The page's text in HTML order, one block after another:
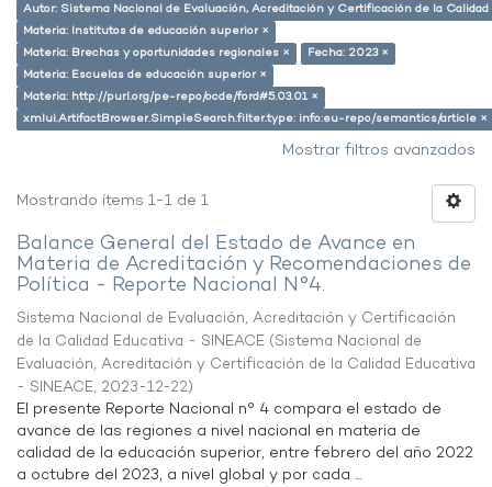
Autor: Sistema Nacional de Evaluación, Acreditación y Certificación de la
Materia: Institutos de educación superior ×
Materia: Brechas y oportunidades regionales ×
Fecha: 2023 ×
Materia: Escuelas de educación superior ×
Materia: http://purl.org/pe-repo/ocde/ford#5.03.01 ×
xmlui.ArtifactBrowser.SimpleSearch.filter.type: info:eu-repo/semantics/article ×
Mostrar filtros avanzados
Mostrando ítems 1-1 de 1
Balance General del Estado de Avance en
Materia de Acreditación y Recomendaciones de
Política - Reporte Nacional N°4.
Sistema Nacional de Evaluación, Acreditación y Certificación
de la Calidad Educativa - SINEACE (Sistema Nacional de
Evaluación, Acreditación y Certificación de la Calidad Educativa
- SINEACE, 2023-12-22)
El presente Reporte Nacional n° 4 compara el estado de
avance de las regiones a nivel nacional en materia de
calidad de la educación superior, entre febrero del año 2022
a octubre del 2023, a nivel global y por cada ...